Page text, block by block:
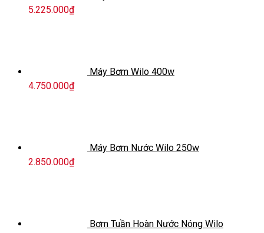
5.225.000₫
Máy Bơm Wilo 400w
4.750.000₫
Máy Bơm Nước Wilo 250w
2.850.000₫
Bơm Tuần Hoàn Nước Nóng Wilo